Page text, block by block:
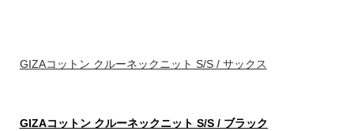
GIZAコットン クルーネックニット S/S / サックス
GIZAコットン クルーネックニット S/S / ブラック